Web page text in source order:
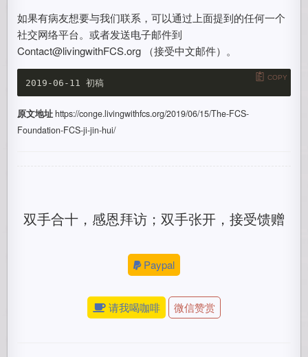
如果有病友想要与我们联系，可以通过上面提到的任何一个
社交网络平台。或者发送电子邮件到
Contact@livingwithFCS.org （接受中文邮件）。
COPY
原文地址https://conge.livingwithfcs.org/2019/06/15/The-FCS-
Foundation-FCS-ji-jin-hui/
双手合十，感恩拜访；双手张开，接受馈赠
Paypal
请我喝咖啡 微信赞赏